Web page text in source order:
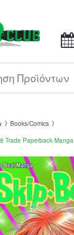
Books/Comics
Trade Paperback Manga